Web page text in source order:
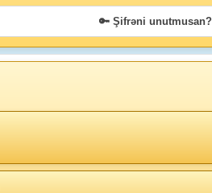
🔑 Şifrəni unutmusan?